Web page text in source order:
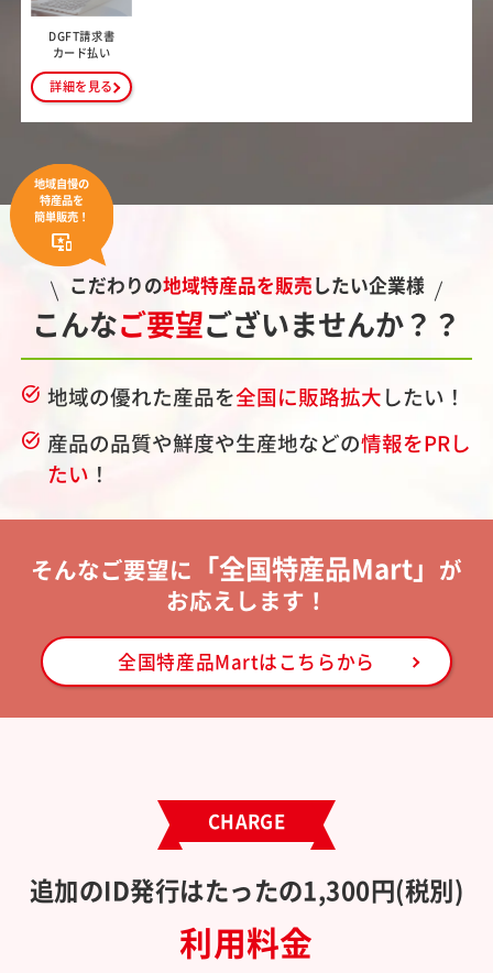
DGFT請求書
カード払い
詳細を見る
こだわりの地域特産品を販売したい企業様
こんなご要望ございませんか？？
task_alt 地域の優れた産品を全国に販路拡大したい！
task_alt 産品の品質や鮮度や生産地などの情報をPRし
たい ！
地域自慢の
特産品を
簡単販売！
important_devices
そんなご要望に 「全国特産品Mart」 が
お応えします！
全国特産品Martはこちらから
CHARGE
追加のID発行はたったの1,300円(税別)
利用料金